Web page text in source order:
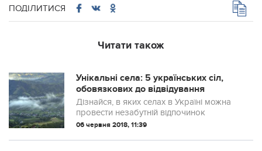
ПОДІЛИТИСЯ
Читати також
Унікальні села: 5 українських сіл,
обовязкових до відвідування
Дізнайся, в яких селах в Україні можна
провести незабутній відпочинок
06 червня 2018, 11:39